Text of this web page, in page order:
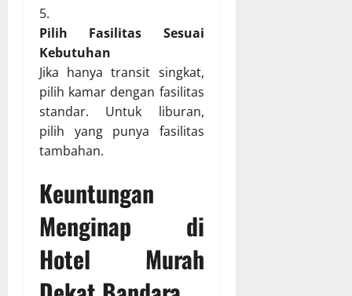
Pilih Fasilitas Sesuai
Kebutuhan
Jika hanya transit singkat,
pilih kamar dengan fasilitas
standar. Untuk liburan,
pilih yang punya fasilitas
tambahan.
Keuntungan
Menginap di
Hotel Murah